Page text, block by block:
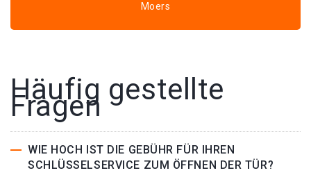
Moers
Häufig gestellte
Fragen
WIE HOCH IST DIE GEBÜHR FÜR IHREN
SCHLÜSSELSERVICE ZUM ÖFFNEN DER TÜR?